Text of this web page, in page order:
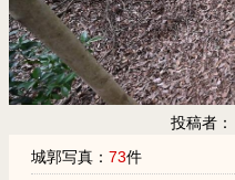
投稿者：
城郭写真： 73件